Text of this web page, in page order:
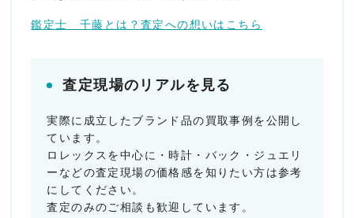
鑑定士 千藤とは？査定への想いはこちら
査定現場のリアルを見る
実際に成立したブランド品の買取事例を公開し
ています。
ロレックスを中心に・時計・バック・ジュエリ
ーなどの査定現場の価格感を知りたい方は参考
にしてください。
査定のみのご相談も歓迎しています。